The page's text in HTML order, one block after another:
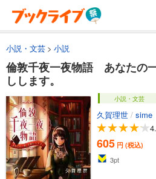
小説・文芸 小説
倫敦千夜一夜物語 あなたの
しします。
小説・文芸
久賀理世 / sime
605 円 (税込)
3pt